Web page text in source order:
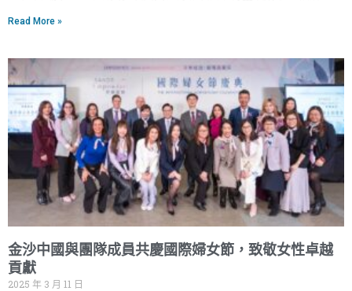
Read More »
金沙中國與團隊成員共慶國際婦女節，致敬女性卓越
貢獻
2025 年 3 月 11 日